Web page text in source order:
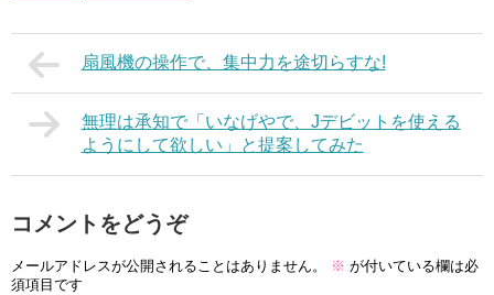
扇風機の操作で、集中力を途切らすな!
無理は承知で「いなげやで、Jデビットを使える
ようにして欲しい」と提案してみた
コメントをどうぞ
メールアドレスが公開されることはありません。 ※ が付いている欄は必
須項目です